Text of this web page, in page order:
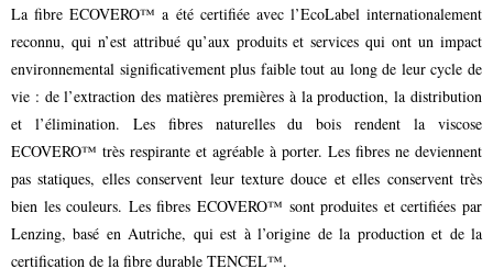
La fibre ECOVERO™ a été certifiée avec l’EcoLabel internationalement
reconnu, qui n’est attribué qu’aux produits et services qui ont un impact
environnemental significativement plus faible tout au long de leur cycle de
vie : de l’extraction des matières premières à la production, la distribution
et l’élimination. Les fibres naturelles du bois rendent la viscose
ECOVERO™ très respirante et agréable à porter. Les fibres ne deviennent
pas statiques, elles conservent leur texture douce et elles conservent très
bien les couleurs. Les fibres ECOVERO™ sont produites et certifiées par
Lenzing, basé en Autriche, qui est à l’origine de la production et de la
certification de la fibre durable TENCEL™.